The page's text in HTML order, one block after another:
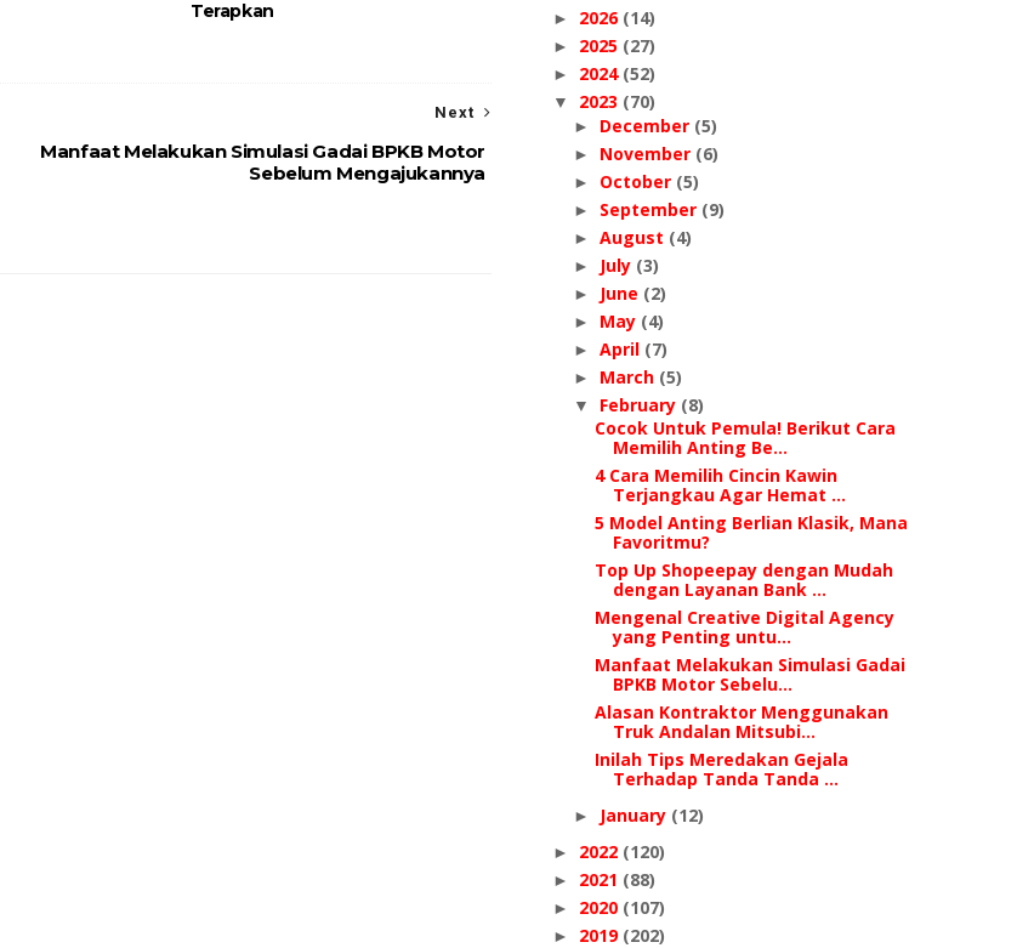
Terapkan
Next
Manfaat Melakukan Simulasi Gadai BPKB Motor
Sebelum Mengajukannya
► 2026 (14)
► 2025 (27)
► 2024 (52)
▼ 2023 (70)
► December (5)
► November (6)
► October (5)
► September (9)
► August (4)
► July (3)
► June (2)
► May (4)
► April (7)
► March (5)
▼ February (8)
Cocok Untuk Pemula! Berikut Cara
Memilih Anting Be...
4 Cara Memilih Cincin Kawin
Terjangkau Agar Hemat ...
5 Model Anting Berlian Klasik, Mana
Favoritmu?
Top Up Shopeepay dengan Mudah
dengan Layanan Bank ...
Mengenal Creative Digital Agency
yang Penting untu...
Manfaat Melakukan Simulasi Gadai
BPKB Motor Sebelu...
Alasan Kontraktor Menggunakan
Truk Andalan Mitsubi...
Inilah Tips Meredakan Gejala
Terhadap Tanda Tanda ...
► January (12)
► 2022 (120)
► 2021 (88)
► 2020 (107)
► 2019 (202)